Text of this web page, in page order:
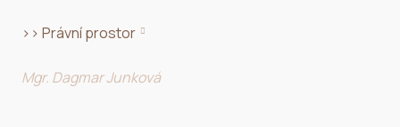
>> Právní prostor
Mgr. Dagmar Junková